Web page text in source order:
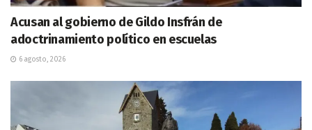
Acusan al gobierno de Gildo Insfrán de
adoctrinamiento político en escuelas
6 agosto, 2026